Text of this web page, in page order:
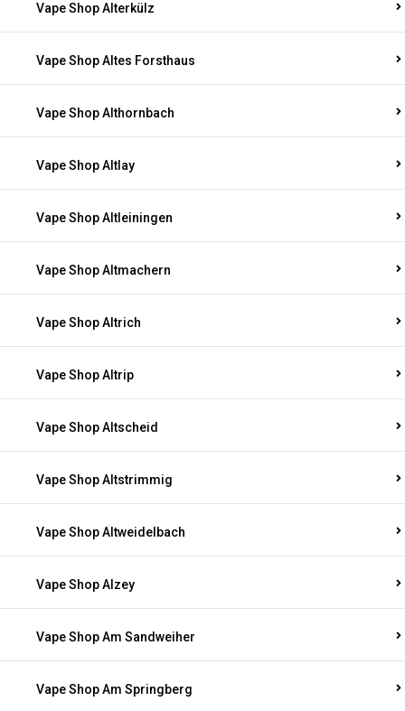
Vape Shop Alterkülz
Vape Shop Altes Forsthaus
Vape Shop Althornbach
Vape Shop Altlay
Vape Shop Altleiningen
Vape Shop Altmachern
Vape Shop Altrich
Vape Shop Altrip
Vape Shop Altscheid
Vape Shop Altstrimmig
Vape Shop Altweidelbach
Vape Shop Alzey
Vape Shop Am Sandweiher
Vape Shop Am Springberg